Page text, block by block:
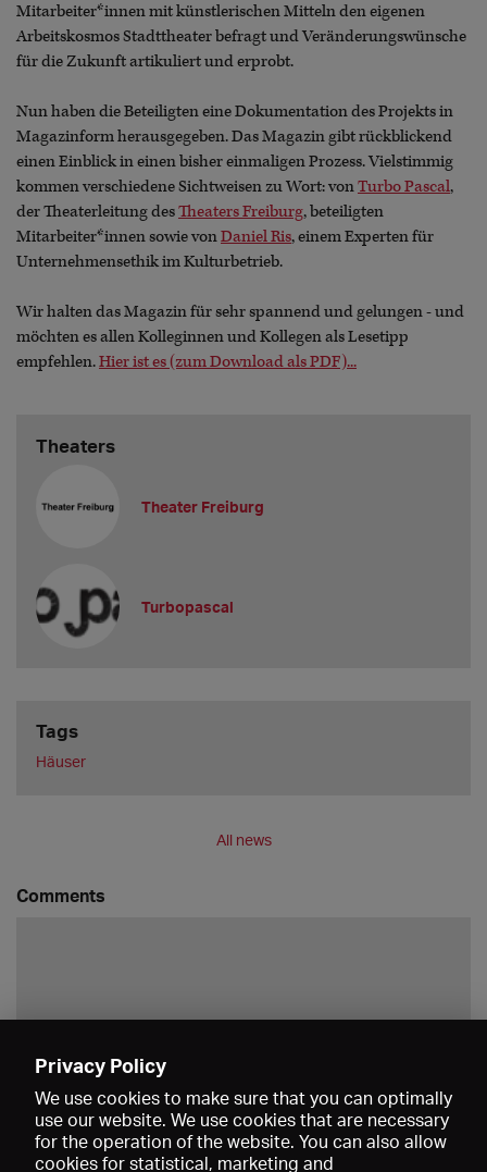
Mitarbeiter*innen mit künstlerischen Mitteln den eigenen
Arbeitskosmos Stadttheater befragt und Veränderungswünsche
für die Zukunft artikuliert und erprobt.
Nun haben die Beteiligten eine Dokumentation des Projekts in
Magazinform herausgegeben. Das Magazin gibt rückblickend
einen Einblick in einen bisher einmaligen Prozess. Vielstimmig
kommen verschiedene Sichtweisen zu Wort: vonTurbo Pascal,
der Theaterleitung desTheaters Freiburg, beteiligten
Mitarbeiter*innen sowie vonDaniel Ris, einem Experten für
Unternehmensethik im Kulturbetrieb.
Wir halten das Magazin für sehr spannend und gelungen - und
möchten es allen Kolleginnen und Kollegen als Lesetipp
empfehlen.Hier ist es (zum Download als PDF)...
Theaters
Theater Freiburg
Turbopascal
Tags
Häuser
All news
Comments
Privacy Policy
We use cookies to make sure that you can optimally
use our website. We use cookies that are necessary
for the operation of the website. You can also allow
cookies for statistical, marketing and